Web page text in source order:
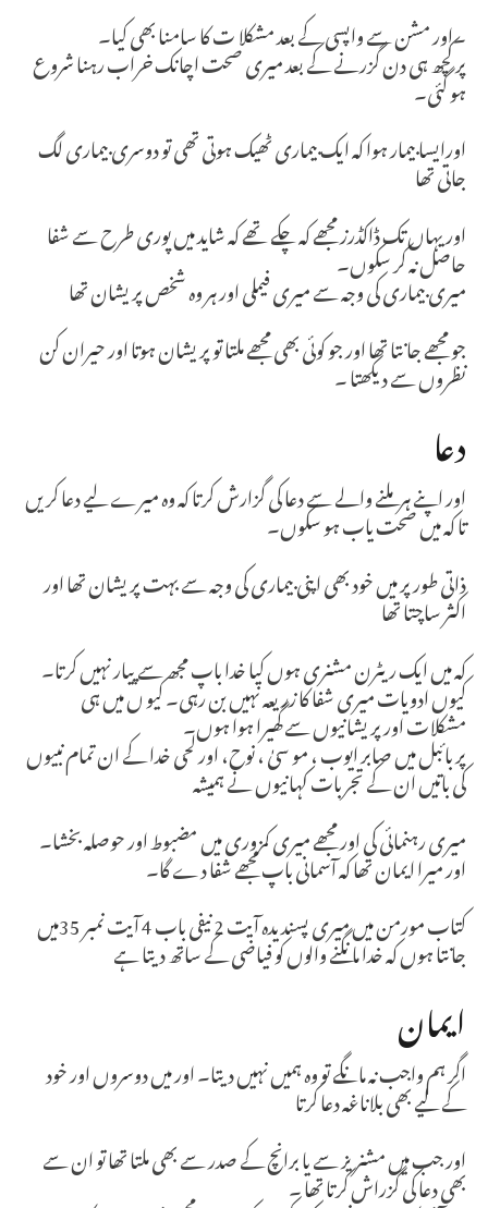
۔اور مشن سے واپسی کے بعد مشکلا ت کا سامنا بھی کیا۔
پر کچھ ہی دن گزرنے کے بعد میری صحت اچانک خراب رہنا شروع
ہو گئی۔
اورایسا بیمار ہوا کہ ایک بیماری ٹھیک ہوتی تھی تو دوسری بیماری لگ
جاتی تھا
اور یہاں تک ڈاکڈرز مجھے کہ چکے تھے کہ شاید میں پوری طرح سے شفا
حاصل نہ کر سکوں۔
میری بیماری کی وجہ سے میری فیملی اور ہر وہ شخص پریشان تھا
جو مجھے جا نتا تھا اور جو کوئی بھی مجھے ملتا تو پریشان ہوتا اور حیران کن
نظروں سے دیکھتا ۔
دعا
اور اپنے ہر ملنے والے سے دعا کی گزارش کرتا کہ وہ میرے لیے دعا کریں
تا کہ میں صحت یاب ہو سکوں۔
ذاتی طور پر میں خود بھی اپنی بیماری کی وجہ سے بہت پریشان تھا اور
اکثر ساچتا تھا
کہ میں ایک ریٹرن مشنری ہوں کیا خدا باپ مجھ سے پیار نہیں کرتا۔
کیوں ادویات میری شفا کا زریعہ نہیں بن رہی۔ کیو ں میں ہی
مشکلات اور پریشانیوں سے گھیرا ہوا ہوں۔
پر بائبل میں صابر ایوب ، مو سیٰ ، نوح، اور لحی خدا کے ان تمام نبیوں
کی باتیں ان کے تجربات کہانیوں نے ہمیشہ
میری رہنمائی کی اور مجھے میری کمزوری میں مضبوط اور حوصلہ بخشا۔
اور میرا ایمان تھا کہ آسمانی باپ مجھے شفا دے گا۔
کتاب مورمن میں میری پسندیدہ آیت 2 نیفی باب 4 آیت نمبر 35میں
جانتا ہوں کہ خدا مانگنے والوں کو فیاضی کے ساتھ دیتا ہے
ایمان
اگر ہم واجب نہ مانگے تو وہ ہمیں نہیں دیتا۔ اور میں دوسروں اور خود
کے لیے بھی بلاناغہ دعا کرتا
اور جب میں مشنریز سے یا برانچ کے صدر سے بھی ملتا تھا تو ان سے
بھی دعا کی گزراش کرتا تھا ۔